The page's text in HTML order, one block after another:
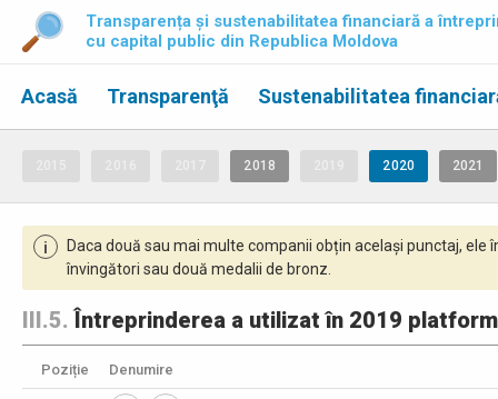
Transparența și sustenabilitatea financiară a
cu capital public din Republica Moldova
Acasă Transparenţă Sustenabilitatea
2018 2020 2021
i
Daca două sau mai multe companii obțin același punctaj,
învingători sau două medalii de bronz.
III.5.Întreprinderea a utilizat în 2019
Poziție Denumire